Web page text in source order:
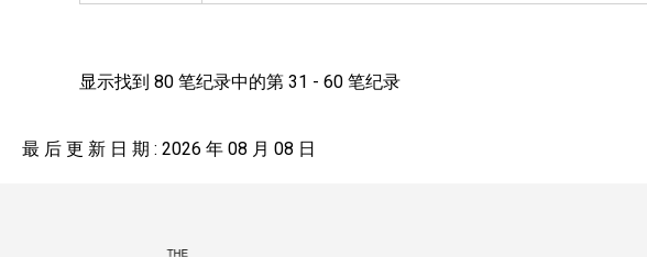
显示找到 80 笔纪录中的第 31 - 60 笔纪录
最 后 更 新 日 期 : 2026 年 08 月 08 日